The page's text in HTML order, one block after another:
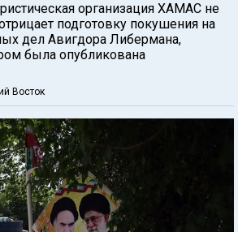
организация ХАМАС не
подготовку покушения на
дел Авигдора Либермана,
была опубликована
Восток